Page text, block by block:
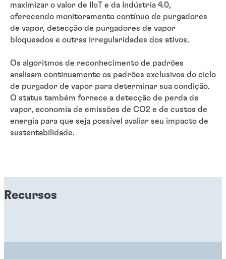
maximizar o valor de IIoT e da Indústria 4.0,
oferecendo monitoramento contínuo de purgadores
de vapor, detecção de purgadores de vapor
bloqueados e outras irregularidades dos ativos.
Os algoritmos de reconhecimento de padrões
analisam continuamente os padrões exclusivos do ciclo
de purgador de vapor para determinar sua condição.
O status também fornece a detecção de perda de
vapor, economia de emissões de CO2 e de custos de
energia para que seja possível avaliar seu impacto de
sustentabilidade.
Recursos